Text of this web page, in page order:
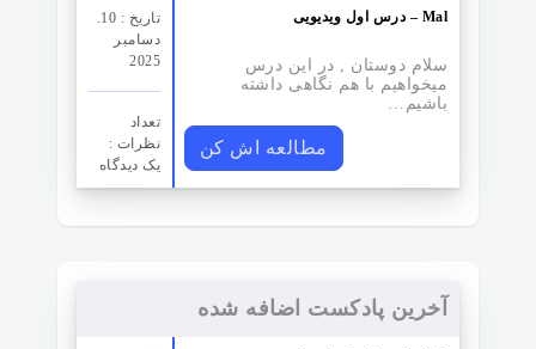
تاریخ : 10.
دسامبر
2025
تعداد
نظرات‌ :
یک دیدگاه
درس اول ویدیویی – Mal
سلام دوستان , در این درس
میخواهیم با هم نگاهی داشته
باشیم…
مطالعه اش کن
آخرین پادکست اضافه شده